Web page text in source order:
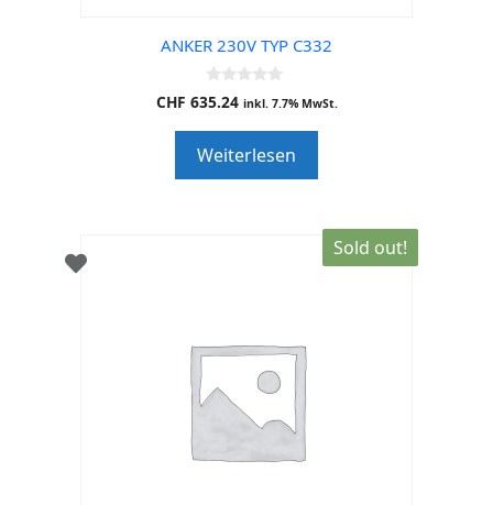
ANKER 230V TYP C332
0
o
o
f
5
CHF 635.24 inkl. 7.7% MwSt.
Weiterlesen
Sold out!